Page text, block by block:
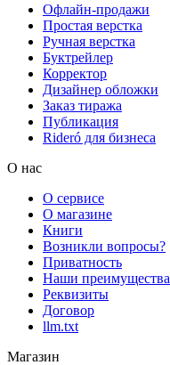
Офлайн-продажи
Простая верстка
Ручная верстка
Буктрейлер
Корректор
Дизайнер обложки
Заказ тиража
Публикация
Rideró для бизнеса
О нас
О сервисе
О магазине
Книги
Возникли вопросы?
Приватность
Наши преимущества
Реквизиты
Договор
llm.txt
Магазин